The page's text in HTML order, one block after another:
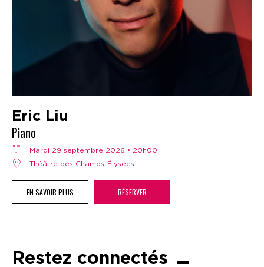
Eric Liu
Piano
mardi 29 septembre 2026 • 20h00
Théâtre des Champs-Élysées
EN SAVOIR PLUS RÉSERVER
Restez connectés